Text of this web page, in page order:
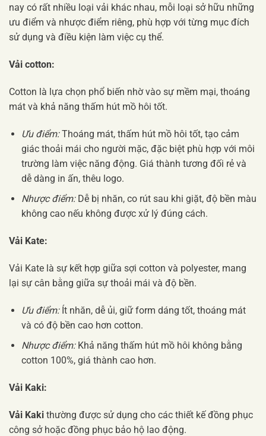
nay có rất nhiều loại vải khác nhau, mỗi loại sở hữu những
ưu điểm và nhược điểm riêng, phù hợp với từng mục đích
sử dụng và điều kiện làm việc cụ thể.
Vải cotton:
Cotton là lựa chọn phổ biến nhờ vào sự mềm mại, thoáng
mát và khả năng thấm hút mồ hôi tốt.
Ưu điểm:Thoáng mát, thấm hút mồ hôi tốt, tạo cảm
giác thoải mái cho người mặc, đặc biệt phù hợp với môi
trường làm việc năng động. Giá thành tương đối rẻ và
dễ dàng in ấn, thêu logo.
Nhược điểm:Dễ bị nhăn, co rút sau khi giặt, độ bền màu
không cao nếu không được xử lý đúng cách.
Vải Kate:
Vải Kate là sự kết hợp giữa sợi cotton và polyester, mang
lại sự cân bằng giữa sự thoải mái và độ bền.
Ưu điểm:Ít nhăn, dễ ủi, giữ form dáng tốt, thoáng mát
và có độ bền cao hơn cotton.
Nhược điểm:Khả năng thấm hút mồ hôi không bằng
cotton 100%, giá thành cao hơn.
Vải Kaki:
Vải Kaki thường được sử dụng cho các thiết kế đồng phục
công sở hoặc đồng phục bảo hộ lao động.